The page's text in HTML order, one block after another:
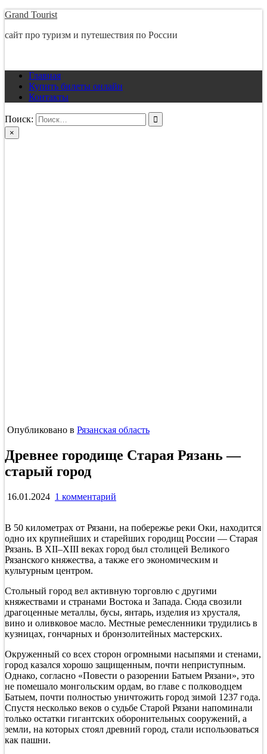
Перейти
содержимому
Grand Tourist
сайт про туризм и путешествия по России
Главная
Купить билеты онлайн
Контакты
Поиск:
×
Опубликовано в Рязанская область
Древнее городище Старая Рязань —
старый город
16.01.2024 1 комментарий
городище
Старая
Рязань
—
В 50 километрах от Рязани, на побережье реки Оки, находится
одно их крупнейших и старейших городищ России — Старая
Рязань. В XII–XIII веках город был столицей Великого
Рязанского княжества, а также его экономическим и
культурным центром.
Стольный город вел активную торговлю с другими
княжествами и странами Востока и Запада. Сюда свозили
драгоценные металлы, бусы, янтарь, изделия из хрусталя,
вино и оливковое масло. Местные ремесленники трудились в
кузницах, гончарных и бронзолитейных мастерских.
Окруженный со всех сторон огромными насыпями и стенами,
город казался хорошо защищенным, почти неприступным.
Однако, согласно «Повести о разорении Батыем Рязани», это
не помешало монгольским ордам, во главе с полководцем
Батыем, почти полностью уничтожить город зимой 1237 года.
Спустя несколько веков о судьбе Старой Рязани напоминали
только остатки гигантских оборонительных сооружений, а
земли, на которых стоял древний город, стали использоваться
как пашни.